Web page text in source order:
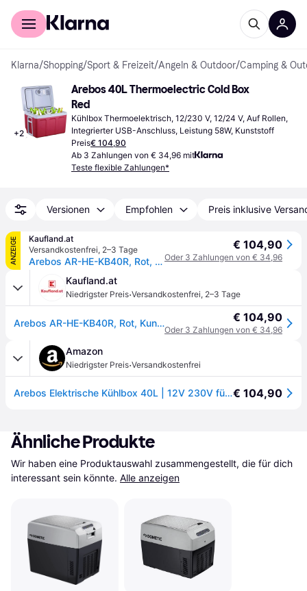
Für Shopper
Klarna/Shopping/Sport & Freizeit/Angeln & Outdoor/Camping &
+2
Arebos 40L Thermoelectric Cold Box
Red
Kühlbox Thermoelektrisch, 12/230 V, 12/24 V, Auf Rollen,
Integrierter USB-Anschluss, Leistung 58W, Kunststoff
Preis€ 104,90
Ab 3 Zahlungen von € 34,96 mit
Teste flexible Zahlungen*
Versionen Empfohlen Preis inklusive
ANZEIGE
Kaufland.at
Versandkostenfrei, 2–3 Tage
Arebos AR-HE-KB40R, Rot, Kunststoff, 6,8 kg
€ 104,90
Oder 3 Zahlungen von € 34,96
Kaufland.at
Niedrigster Preis·Versandkostenfrei, 2–3 Tage
Arebos AR-HE-KB40R, Rot, Kunststoff, 6,8 kg € 104,90
Oder 3 Zahlungen von € 34,96
Amazon
Niedrigster Preis·Versandkostenfrei
Arebos Elektrische Kühlbox 40L | 12V 230V für Auto & Steckdose | Kühlen & Warmhalten | mit Strom | ECO Modus | thermoelektrisch | Kühlbox Camping | ausziehbarer Griff | Rollen | leise | mobil€ 104,90
Ähnliche Produkte
Wir haben eine Produktauswahl zusammengestellt, die für dich
interessant sein könnte. Alle anzeigen